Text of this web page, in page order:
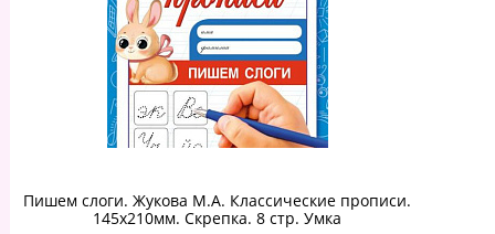
Пишем слоги. Жукова М.А. Классические прописи.
145х210мм. Скрепка. 8 стр. Умка